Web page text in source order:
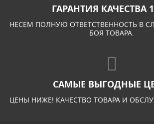
ГАРАНТИЯ КАЧЕСТВА
НЕСЕМ ПОЛНУЮ ОТВЕТСТВЕННОСТЬ В
БОЯ ТОВАРА.
САМЫЕ ВЫГОДНЫЕ
ЦЕНЫ НИЖЕ! КАЧЕСТВО ТОВАРА И